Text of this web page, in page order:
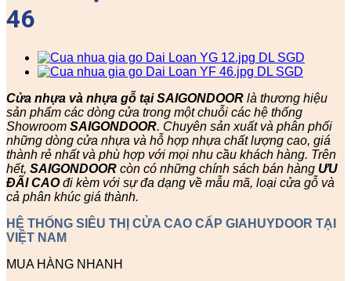
46
Cửa nhựa và nhựa gỗ tại SAIGONDOOR là thương hiệu
sản phẩm các dòng cửa trong một chuỗi các hệ thống
Showroom SAIGONDOOR. Chuyên sản xuất và phân phối
những dòng cửa nhựa và hỗ hợp nhựa chất lượng cao, giá
thành rẻ nhất và phù hợp với mọi nhu cầu khách hàng. Trên
hết, SAIGONDOOR còn có những chính sách bán hàng ƯU
ĐÃI CAOđi kèm với sự đa dạng về mẫu mã, loại cửa gỗ và
cả phân khúc giá thành.
HỆ THỐNG SIÊU THỊ CỬA CAO CẤP GIAHUYDOOR TẠI
VIỆT NAM
MUA HÀNG NHANH